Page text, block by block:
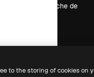
À la recherche de
to the storing of cookies on